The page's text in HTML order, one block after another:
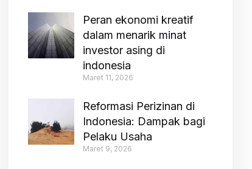
Peran ekonomi kreatif
dalam menarik minat
investor asing di
indonesia
Maret 11, 2026
Reformasi Perizinan di
Indonesia: Dampak bagi
Pelaku Usaha
Maret 9, 2026